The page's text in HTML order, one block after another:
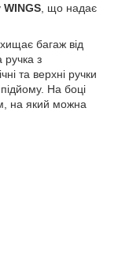
WINGS , що надає
багаж від
ручка з
та верхні ручки
На боці
на який можна